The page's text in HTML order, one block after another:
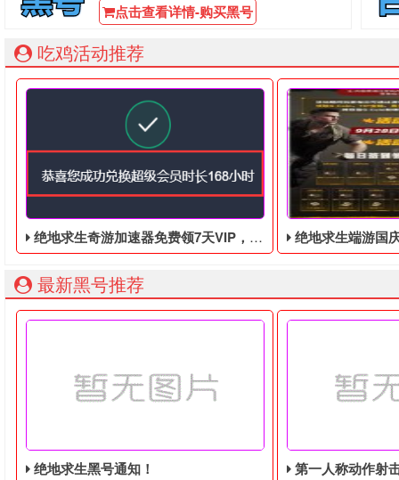
点击查看详情-购买黑号
吃鸡活动推荐
绝地求生奇游加速器免费领7天VIP，合计168小时 绝地求生端游国庆节的终极白嫖活
最新黑号推荐
绝地求生黑号通知！ 第一人称动作射击游戏《绝地